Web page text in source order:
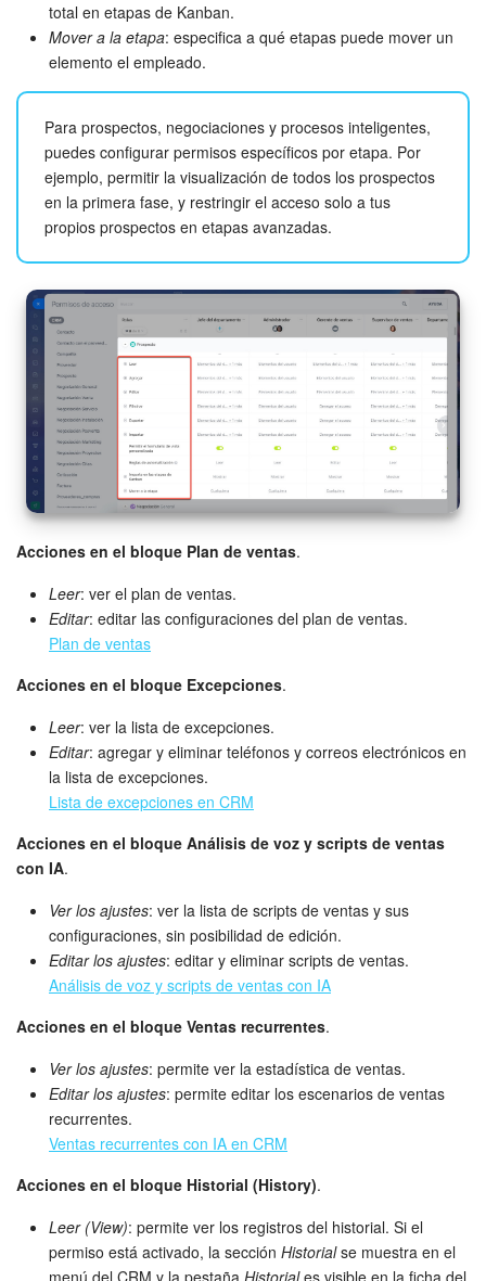
total en etapas de Kanban.
Mover a la etapa: especifica a qué etapas puede mover un
elemento el empleado.
Para prospectos, negociaciones y procesos inteligentes,
puedes configurar permisos específicos por etapa. Por
ejemplo, permitir la visualización de todos los prospectos
en la primera fase, y restringir el acceso solo a tus
propios prospectos en etapas avanzadas.
Acciones en el bloque Plan de ventas.
Leer: ver el plan de ventas.
Editar: editar las configuraciones del plan de ventas.
Plan de ventas
Acciones en el bloque Excepciones.
Leer: ver la lista de excepciones.
Editar: agregar y eliminar teléfonos y correos electrónicos en
la lista de excepciones.
Lista de excepciones en CRM
Acciones en el bloque Análisis de voz y scripts de ventas
con IA.
Ver los ajustes: ver la lista de scripts de ventas y sus
configuraciones, sin posibilidad de edición.
Editar los ajustes: editar y eliminar scripts de ventas.
Análisis de voz y scripts de ventas con IA
Acciones en el bloque Ventas recurrentes.
Ver los ajustes: permite ver la estadística de ventas.
Editar los ajustes: permite editar los escenarios de ventas
recurrentes.
Ventas recurrentes con IA en CRM
Acciones en el bloque Historial (History).
Leer (View): permite ver los registros del historial. Si el
permiso está activado, la sección Historialse muestra en el